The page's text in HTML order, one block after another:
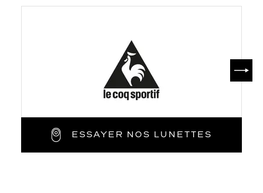
ESSAYER NOS LUNETTES